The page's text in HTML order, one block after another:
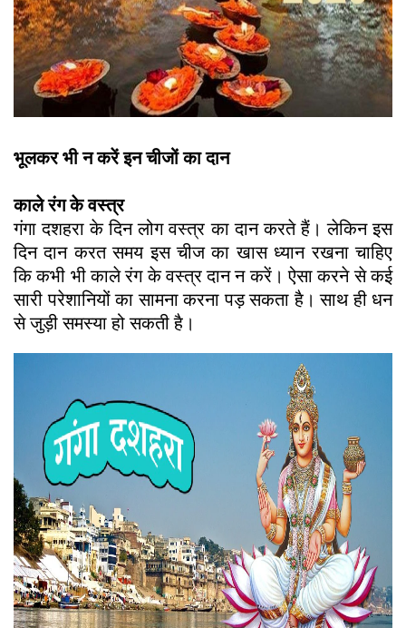
भूलकर भी न करें इन चीजों का दान
काले रंग के वस्त्र
गंगा दशहरा के दिन लोग वस्त्र का दान करते हैं। लेकिन इस
दिन दान करत समय इस चीज का खास ध्यान रखना चाहिए
कि कभी भी काले रंग के वस्त्र दान न करें। ऐसा करने से कई
सारी परेशानियों का सामना करना पड़ सकता है। साथ ही धन
से जुड़ी समस्या हो सकती है।